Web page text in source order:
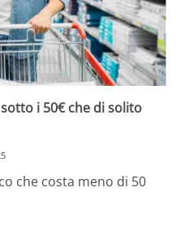
i 50€ che di solito
che costa meno di 50